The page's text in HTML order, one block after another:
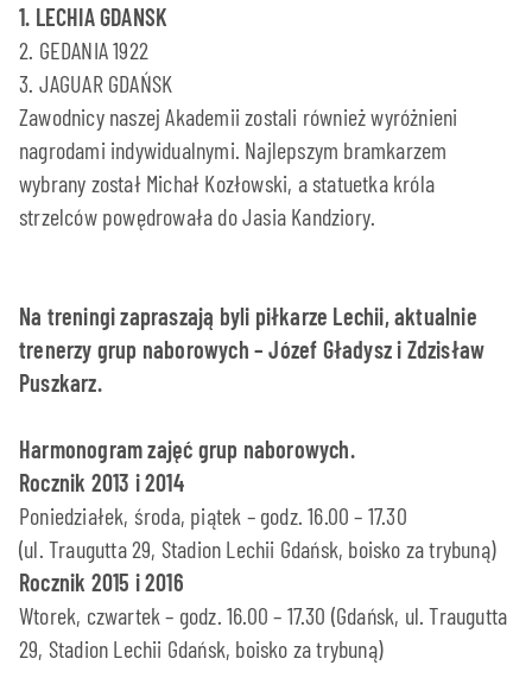
1. LECHIA GDANSK
2. GEDANIA 1922
3. JAGUAR GDAŃSK
Zawodnicy naszej Akademii zostali również wyróżnieni
nagrodami indywidualnymi. Najlepszym bramkarzem
wybrany został Michał Kozłowski, a statuetka króla
strzelców powędrowała do Jasia Kandziory.
Na treningi zapraszają byli piłkarze Lechii, aktualnie
trenerzy grup naborowych – Józef Gładysz i Zdzisław
Puszkarz.
Harmonogram zajęć grup naborowych.
Rocznik 2013 i 2014
Poniedziałek, środa, piątek – godz. 16.00 – 17.30
(ul. Traugutta 29, Stadion Lechii Gdańsk, boisko za trybuną)
Rocznik 2015 i 2016
Wtorek, czwartek – godz. 16.00 – 17.30 (Gdańsk, ul. Traugutta
29, Stadion Lechii Gdańsk, boisko za trybuną)